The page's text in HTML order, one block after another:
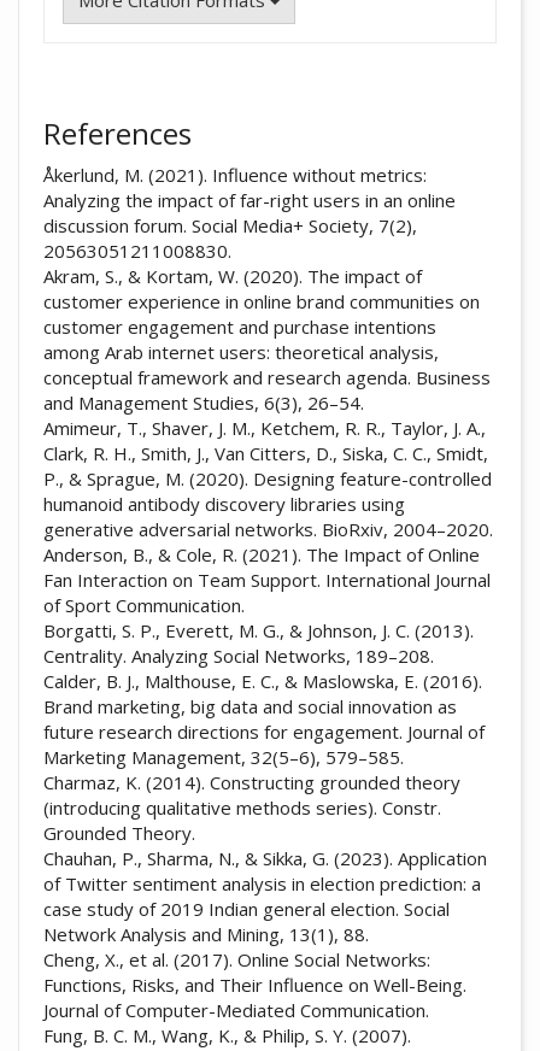
References
Åkerlund, M. (2021). Influence without metrics:
Analyzing the impact of far-right users in an online
discussion forum. Social Media+ Society, 7(2),
20563051211008830.
Akram, S., & Kortam, W. (2020). The impact of
customer experience in online brand communities on
customer engagement and purchase intentions
among Arab internet users: theoretical analysis,
conceptual framework and research agenda. Business
and Management Studies, 6(3), 26–54.
Amimeur, T., Shaver, J. M., Ketchem, R. R., Taylor, J. A.,
Clark, R. H., Smith, J., Van Citters, D., Siska, C. C., Smidt,
P., & Sprague, M. (2020). Designing feature-controlled
humanoid antibody discovery libraries using
generative adversarial networks. BioRxiv, 2004–2020.
Anderson, B., & Cole, R. (2021). The Impact of Online
Fan Interaction on Team Support. International Journal
of Sport Communication.
Borgatti, S. P., Everett, M. G., & Johnson, J. C. (2013).
Centrality. Analyzing Social Networks, 189–208.
Calder, B. J., Malthouse, E. C., & Maslowska, E. (2016).
Brand marketing, big data and social innovation as
future research directions for engagement. Journal of
Marketing Management, 32(5–6), 579–585.
Charmaz, K. (2014). Constructing grounded theory
(introducing qualitative methods series). Constr.
Grounded Theory.
Chauhan, P., Sharma, N., & Sikka, G. (2023). Application
of Twitter sentiment analysis in election prediction: a
case study of 2019 Indian general election. Social
Network Analysis and Mining, 13(1), 88.
Cheng, X., et al. (2017). Online Social Networks:
Functions, Risks, and Their Influence on Well-Being.
Journal of Computer-Mediated Communication.
Fung, B. C. M., Wang, K., & Philip, S. Y. (2007).